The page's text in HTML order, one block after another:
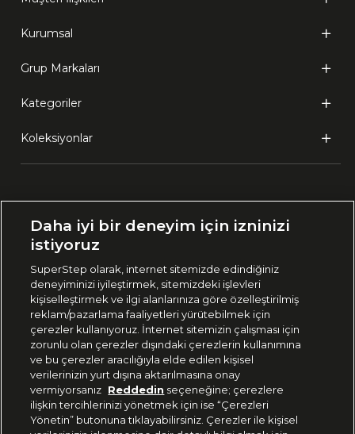
Kurumsal
Grup Markaları
Kategoriler
Koleksiyonlar
🇹🇷 Türkiye
444 37 36
Uygulamadan Takip Edin
Daha iyi bir deneyim için izninizi
istiyoruz
SuperStep olarak, internet sitemizde edindiğiniz
deneyiminizi iyileştirmek, sitemizdeki işlevleri
kişiselleştirmek ve ilgi alanlarınıza göre özelleştirilmiş
reklam/pazarlama faaliyetleri yürütebilmek için
çerezler kullanıyoruz. İnternet sitemizin çalışması için
zorunlu olan çerezler dışındaki çerezlerin kullanımına
ve bu çerezler aracılığıyla elde edilen kişisel
verilerinizin yurt dışına aktarılmasına onay
vermiyorsanız Reddedin seçeneğine; çerezlere
ilişkin tercihlerinizi yönetmek için ise “Çerezleri
Yönetin” butonuna tıklayabilirsiniz. Çerezler ile kişisel